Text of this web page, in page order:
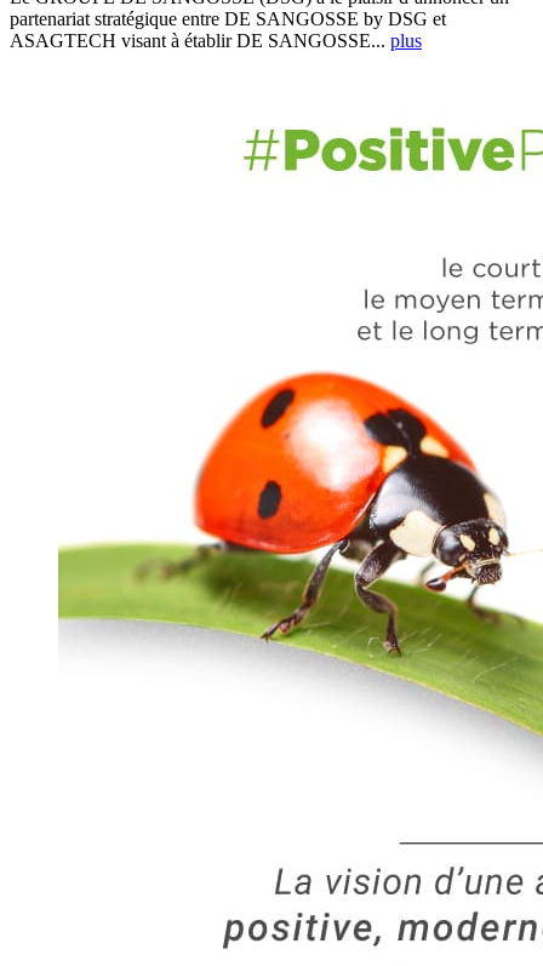
partenariat stratégique entre DE SANGOSSE by DSG et
ASAGTECH visant à établir DE SANGOSSE... plus